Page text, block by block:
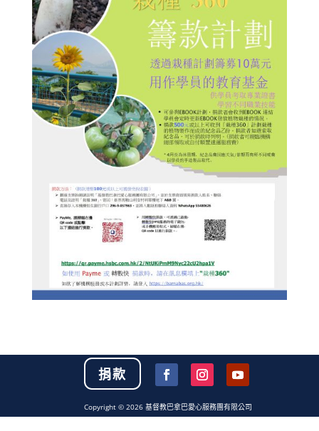
捐款
Copyright © 2026 基督教巴拿巴愛心服務團有限公司